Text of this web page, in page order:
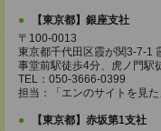
【東京都】銀座支社
〒100-0013
東京都千代田区霞が関3-7-1
事堂前駅徒歩4分、虎ノ門駅
TEL：050-3666-0399
担当：「エンのサイトを見
【東京都】赤坂第1支社